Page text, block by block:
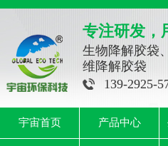
专注研发，
生物降解胶袋
维降解胶袋
139-2925-
宇宙首页 产品中心